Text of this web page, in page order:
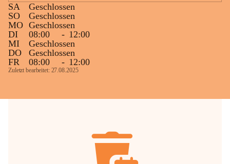
Bevölkerung ungewohnte, jedoch
technisch notwendige Betriebszustände so
kurz wie möglich zu halten.
Wir bitten daher die umliegende
Bevölkerung um Verständnis.
SA
Geschlossen
SO
Geschlossen
MO Geschlossen
DI
08:00 - 12:00
MI
Geschlossen
DO
Geschlossen
FR
08:00 - 12:00
Zuletzt bearbeitet: 27.08.2025